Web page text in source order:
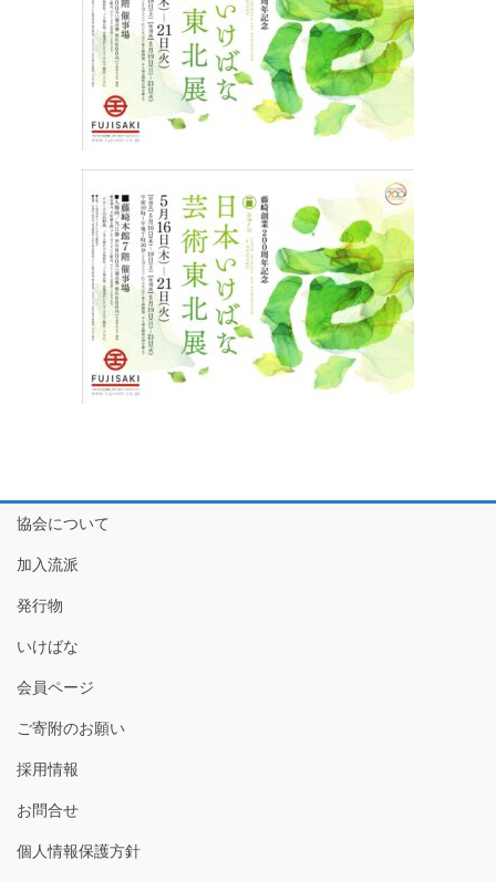
協会について
加入流派
発行物
いけばな
会員ページ
ご寄附のお願い
採用情報
お問合せ
個人情報保護方針